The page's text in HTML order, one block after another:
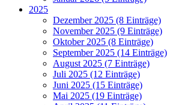
2025
Dezember 2025 (8 Einträge)
November 2025 (9 Einträge)
Oktober 2025 (8 Einträge)
September 2025 (14 Einträge)
August 2025 (7 Einträge)
Juli 2025 (12 Einträge)
Juni 2025 (15 Einträge)
Mai 2025 (19 Einträge)